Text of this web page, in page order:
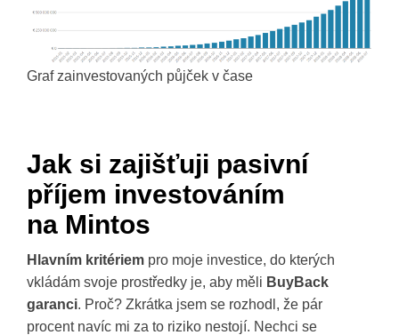
Graf zainvestovaných půjček v čase
Jak si zajišťuji pasivní
příjem investováním
na Mintos
Hlavním kritériem pro moje investice, do kterých
vkládám svoje prostředky je, aby měli BuyBack
garanci. Proč? Zkrátka jsem se rozhodl, že pár
procent navíc mi za to riziko nestojí. Nechci se